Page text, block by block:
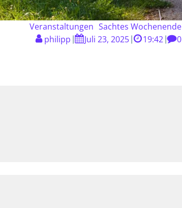
Veranstaltungen Sachtes Wochenende
philipp
Juli 23, 2025 19:42 0